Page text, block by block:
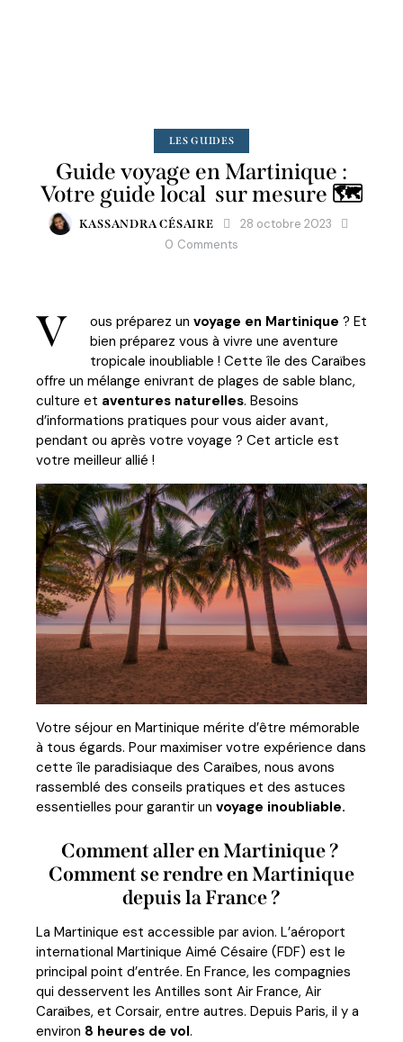
LES GUIDES
Guide voyage en Martinique :
Votre guide local sur mesure 🗺️
KASSANDRA CÉSAIRE
28 octobre 2023
0 Comments
V ous préparez un voyage en Martinique ? Et
bien préparez vous à vivre une aventure
tropicale inoubliable ! Cette île des Caraïbes
offre un mélange enivrant de plages de sable blanc,
culture et aventures naturelles. Besoins
d’informations pratiques pour vous aider avant,
pendant ou après votre voyage ? Cet article est
votre meilleur allié !
Votre séjour en Martinique mérite d’être mémorable
à tous égards. Pour maximiser votre expérience dans
cette île paradisiaque des Caraïbes, nous avons
rassemblé des conseils pratiques et des astuces
essentielles pour garantir un voyage inoubliable.
Comment aller en Martinique ?
Comment se rendre en Martinique
depuis la France ?
La Martinique est accessible par avion. L’aéroport
international Martinique Aimé Césaire (FDF) est le
principal point d’entrée. En France, les compagnies
qui desservent les Antilles sont Air France, Air
Caraïbes, et Corsair, entre autres. Depuis Paris, il y a
environ 8 heures de vol.